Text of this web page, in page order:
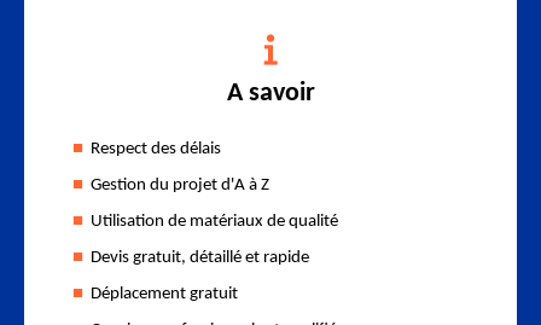
A savoir
Respect des délais
Gestion du projet d'A à Z
Utilisation de matériaux de qualité
Devis gratuit, détaillé et rapide
Déplacement gratuit